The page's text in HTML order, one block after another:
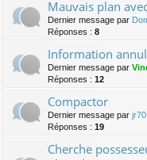
Mauvais plan
Dernier message par
Réponses : 8
Information
Dernier message par
Réponses : 12
Compactor
Dernier message par jr70
Réponses : 19
Cherche